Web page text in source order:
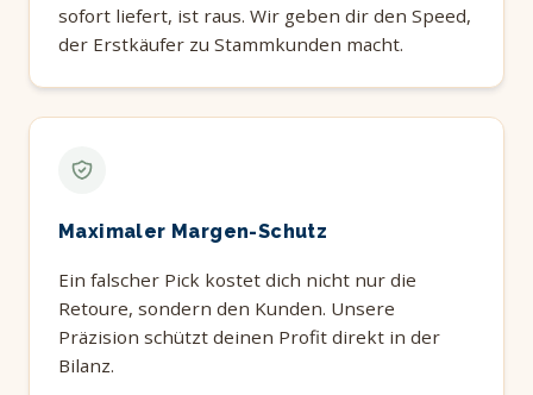
sofort liefert, ist raus. Wir geben dir den Speed,
der Erstkäufer zu Stammkunden macht.
Maximaler Margen-Schutz
Ein falscher Pick kostet dich nicht nur die
Retoure, sondern den Kunden. Unsere
Präzision schützt deinen Profit direkt in der
Bilanz.